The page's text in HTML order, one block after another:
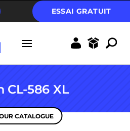
DÈS 40 EUROS
ESSAI GRATUIT
CL-586 XL
CATALOGUE